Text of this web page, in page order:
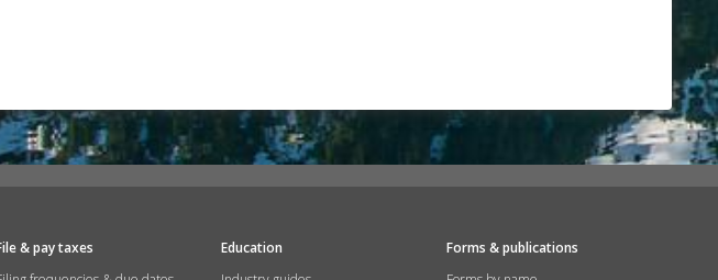
& pay taxes
Education
Forms & publications